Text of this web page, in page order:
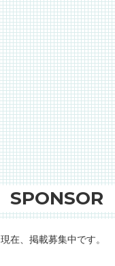
SPONSOR
現在、掲載募集中です。